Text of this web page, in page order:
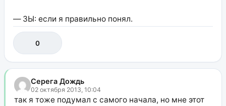
— ЗЫ: если я правильно понял.
0
Серега Дождь
02 октября 2013, 10:04
так я тоже подумал с самого начала, но мне этот